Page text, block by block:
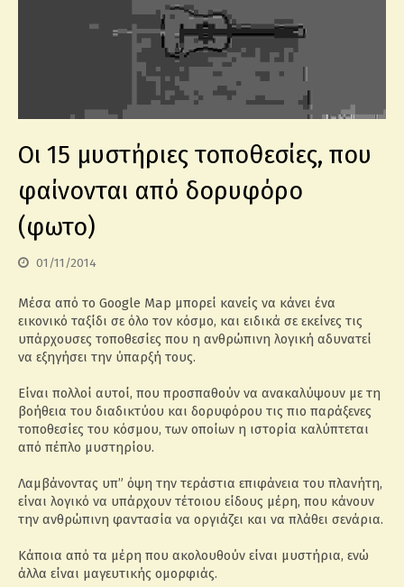
Οι 15 μυστήριες τοποθεσίες, που
φαίνονται από δορυφόρο
(φωτο)
01/11/2014
Μέσα από το Google Map μπορεί κανείς να κάνει ένα
εικονικό ταξίδι σε όλο τον κόσμο, και ειδικά σε εκείνες τις
υπάρχουσες τοποθεσίες που η ανθρώπινη λογική αδυνατεί
να εξηγήσει την ύπαρξή τους.
Είναι πολλοί αυτοί, που προσπαθούν να ανακαλύψουν με τη
βοήθεια του διαδικτύου και δορυφόρου τις πιο παράξενες
τοποθεσίες του κόσμου, των οποίων η ιστορία καλύπτεται
από πέπλο μυστηρίου.
Λαμβάνοντας υπ” όψη την τεράστια επιφάνεια του πλανήτη,
είναι λογικό να υπάρχουν τέτοιου είδους μέρη, που κάνουν
την ανθρώπινη φαντασία να οργιάζει και να πλάθει σενάρια.
Κάποια από τα μέρη που ακολουθούν είναι μυστήρια, ενώ
άλλα είναι μαγευτικής ομορφιάς.